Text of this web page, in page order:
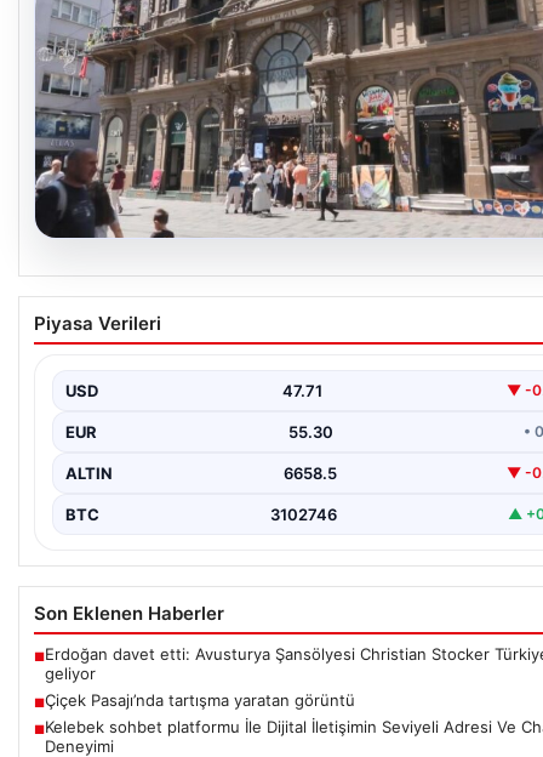
Çiçek Pasajı’nda tartışma yaratan görüntü
{“title”: “Çiçek Pasajı Önünde Reklam Uygulamaları Tartışma
Piyasa Verileri
USD 47.71 ▼ -
EUR 55.30 •
ALTIN 6658.5 ▼ -
BTC 3102746 ▲
Son Eklenen Haberler
■Erdoğan davet etti: Avusturya Şansölyesi Christian Stocker
geliyor
■Çiçek Pasajı’nda tartışma yaratan görüntü
■Kelebek sohbet platformu İle Dijital İletişimin Seviyeli Adresi Ve
Deneyimi